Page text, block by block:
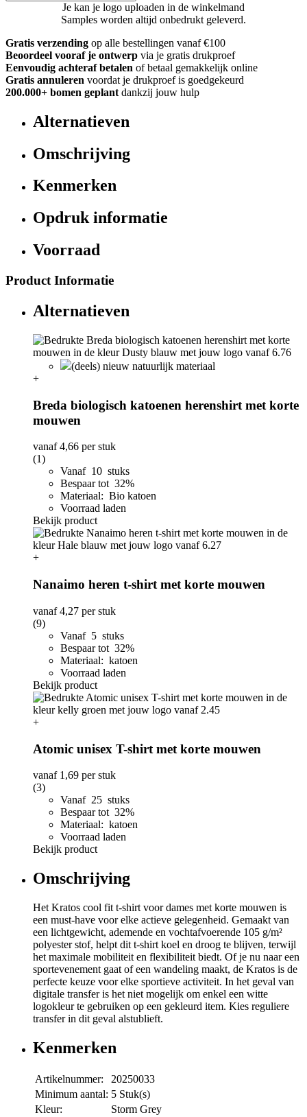
Je kan je logo uploaden in de winkelmand
Samples worden altijd onbedrukt geleverd.
Gratis verzending op alle bestellingen vanaf €100
Beoordeel vooraf je ontwerp via je gratis drukproef
Eenvoudig achteraf betalen of betaal gemakkelijk online
Gratis annuleren voordat je drukproef is goedgekeurd
200.000+ bomen geplant dankzij jouw hulp
Alternatieven
Omschrijving
Kenmerken
Opdruk informatie
Voorraad
Product Informatie
Alternatieven
(deels) nieuw natuurlijk materiaal
+
Breda biologisch katoenen herenshirt met korte
mouwen
vanaf4,66 per stuk
(1)
Vanaf 10 stuks
Bespaar tot 32%
Materiaal: Bio katoen
Voorraad laden
Bekijk product
+
Nanaimo heren t-shirt met korte mouwen
vanaf4,27 per stuk
(9)
Vanaf 5 stuks
Bespaar tot 32%
Materiaal: katoen
Voorraad laden
Bekijk product
+
Atomic unisex T-shirt met korte mouwen
vanaf 1,69 per stuk
(3)
Vanaf 25 stuks
Bespaar tot 32%
Materiaal: katoen
Voorraad laden
Bekijk product
Omschrijving
Het Kratos cool fit t-shirt voor dames met korte mouwen is
een must-have voor elke actieve gelegenheid. Gemaakt van
een lichtgewicht, ademende en vochtafvoerende 105 g/m²
polyester stof, helpt dit t-shirt koel en droog te blijven, terwijl
het maximale mobiliteit en flexibiliteit biedt. Of je nu naar een
sportevenement gaat of een wandeling maakt, de Kratos is de
perfecte keuze voor elke sportieve activiteit. In het geval van
digitale transfer is het niet mogelijk om enkel een witte
logokleur te gebruiken op een gekleurd item. Kies reguliere
transfer in dit geval alstublieft.
Kenmerken
Artikelnummer:
20250033
Minimum aantal: 5 Stuk(s)
Kleur:
Storm Grey